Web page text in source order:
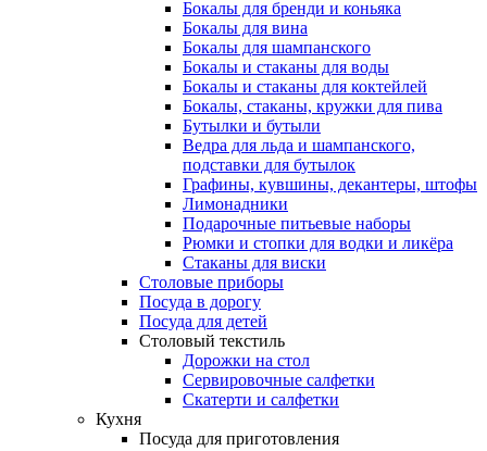
Бокалы для бренди и коньяка
Бокалы для вина
Бокалы для шампанского
Бокалы и стаканы для воды
Бокалы и стаканы для коктейлей
Бокалы, стаканы, кружки для пива
Бутылки и бутыли
Ведра для льда и шампанского,
подставки для бутылок
Графины, кувшины, декантеры, штофы
Лимонадники
Подарочные питьевые наборы
Рюмки и стопки для водки и ликёра
Стаканы для виски
Столовые приборы
Посуда в дорогу
Посуда для детей
Столовый текстиль
Дорожки на стол
Сервировочные салфетки
Скатерти и салфетки
Кухня
Посуда для приготовления